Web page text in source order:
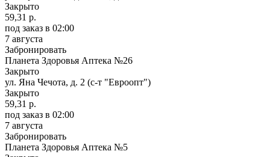
Закрыто
59,31 р.
под заказ в 02:00
7 августа
Забронировать
Планета Здоровья Аптека №26
Закрыто
ул. Яна Чечота, д. 2 (с-т "Евроопт")
Закрыто
59,31 р.
под заказ в 02:00
7 августа
Забронировать
Планета Здоровья Аптека №5